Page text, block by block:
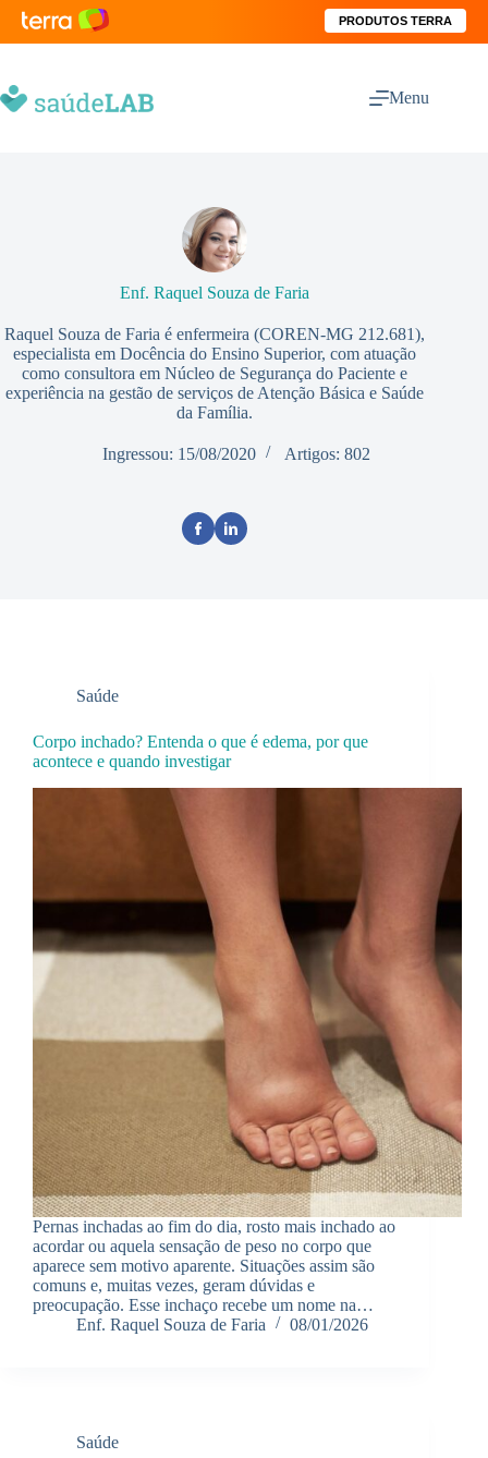
PRODUTOS TERRA
Menu
Enf. Raquel Souza de Faria
Raquel Souza de Faria é enfermeira (COREN-MG 212.681),
especialista em Docência do Ensino Superior, com atuação
como consultora em Núcleo de Segurança do Paciente e
experiência na gestão de serviços de Atenção Básica e Saúde
da Família.
Ingressou: 15/08/2020 Artigos: 802
Saúde
Corpo inchado? Entenda o que é edema, por que
acontece e quando investigar
Pernas inchadas ao fim do dia, rosto mais inchado ao
acordar ou aquela sensação de peso no corpo que
aparece sem motivo aparente. Situações assim são
comuns e, muitas vezes, geram dúvidas e
preocupação. Esse inchaço recebe um nome na…
Enf. Raquel Souza de Faria
08/01/2026
Saúde